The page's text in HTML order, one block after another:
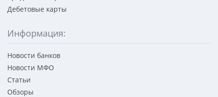
Дебетовые карты
Информация:
Новости банков
Новости МФО
Статьи
Обзоры